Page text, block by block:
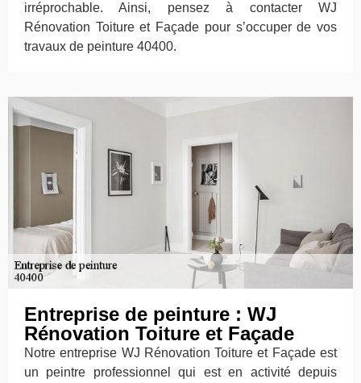
irréprochable. Ainsi, pensez à contacter WJ
Rénovation Toiture et Façade pour s’occuper de vos
travaux de peinture 40400.
Entreprise de peinture : WJ
Rénovation Toiture et Façade
Notre entreprise WJ Rénovation Toiture et Façade est
un peintre professionnel qui est en activité depuis